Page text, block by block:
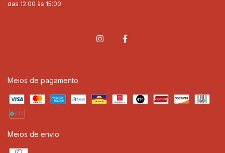
das 12:00 às 15:00
Meios de pagamento
Meios de envio